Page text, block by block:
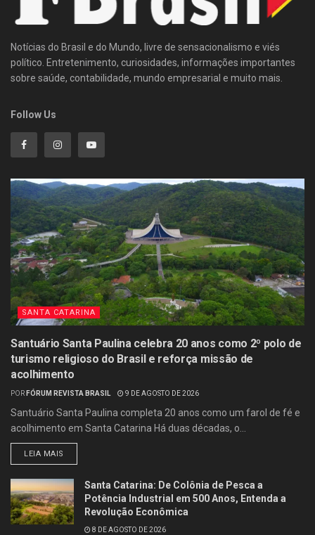
Notícias do Brasil e do Mundo, livre de sensacionalismo e viés
político. Entretenimento, curiosidades, informações importantes
sobre saúde, contabilidade, mundo empresarial e muito mais.
Follow Us
SANTA CATARINA
Santuário Santa Paulina celebra 20 anos como 2º polo de
turismo religioso do Brasil e reforça missão de
acolhimento
POR FÓRUM REVISTA BRASIL 9 DE AGOSTO DE 2026
Santuário Santa Paulina completa 20 anos como um farol de fé e
acolhimento em Santa Catarina Há duas décadas, o...
LEIA MAIS
Santa Catarina: De Colônia de Pesca a
Potência Industrial em 500 Anos, Entenda a
Revolução Econômica
8 DE AGOSTO DE 2026